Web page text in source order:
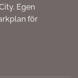
Egen
för